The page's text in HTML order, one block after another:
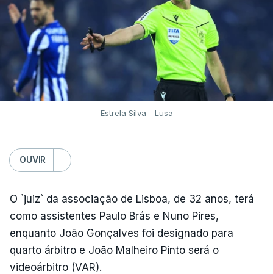
Estrela Silva - Lusa
OUVIR
O `juiz` da associação de Lisboa, de 32 anos, terá
como assistentes Paulo Brás e Nuno Pires,
enquanto João Gonçalves foi designado para
quarto árbitro e João Malheiro Pinto será o
videoárbitro (VAR).